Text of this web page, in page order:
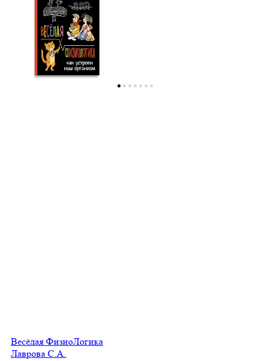
Весёлая ФизиоЛогика
Лаврова С.А.